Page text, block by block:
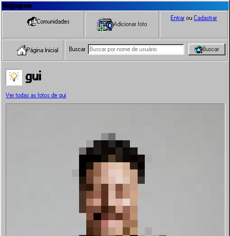
Gugugram
Página Inicial
Comunidades Adicionar foto
Buscar Buscar
Entrar ou Cadastrar
gui
Ver todas as fotos de gui